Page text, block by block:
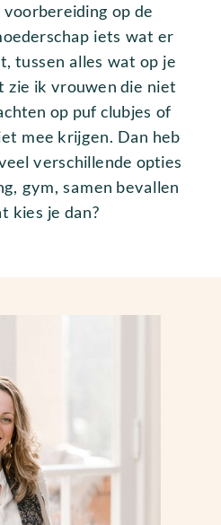
op de
iets wat er
tussen alles wat op je
zie ik vrouwen die niet
op puf clubjes of
mee krijgen. Dan heb
verschillende opties
gym, samen bevallen
kies je dan?